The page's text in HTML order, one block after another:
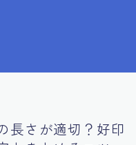
長さが適切？好印